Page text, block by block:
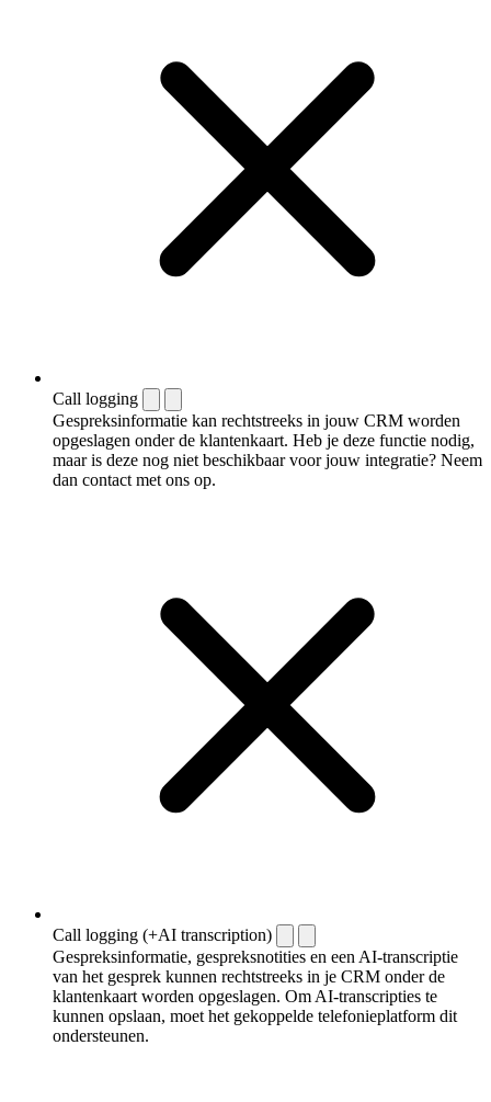
Call logging
Gespreksinformatie kan rechtstreeks in jouw CRM worden
opgeslagen onder de klantenkaart. Heb je deze functie nodig,
maar is deze nog niet beschikbaar voor jouw integratie? Neem
dan contact met ons op.
Call logging (+AI transcription)
Gespreksinformatie, gespreksnotities en een AI-transcriptie
van het gesprek kunnen rechtstreeks in je CRM onder de
klantenkaart worden opgeslagen. Om AI-transcripties te
kunnen opslaan, moet het gekoppelde telefonieplatform dit
ondersteunen.